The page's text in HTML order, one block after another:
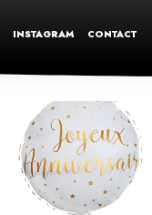
INSTAGRAM CONTACT